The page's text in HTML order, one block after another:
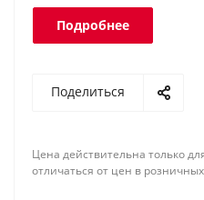
Подробнее
Поделиться
Цена действительна только
отличаться от цен в